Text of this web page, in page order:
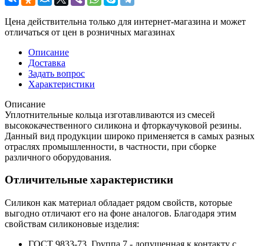
Цена действительна только для интернет-магазина и может
отличаться от цен в розничных магазинах
Описание
Доставка
Задать вопрос
Характеристики
Описание
Уплотнительные кольца изготавливаются из смесей
высококачественного силикона и фторкаучуковой резины.
Данный вид продукции широко применяется в самых разных
отраслях промышленности, в частности, при сборке
различного оборудования.
Отличительные характеристики
Силикон как материал обладает рядом свойств, которые
выгодно отличают его на фоне аналогов. Благодаря этим
свойствам силиконовые изделия:
ГОСТ 9833-73 Группа 7 - допущенная к контакту с